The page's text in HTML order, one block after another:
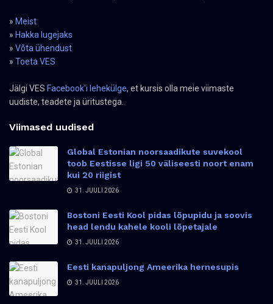
» Meist
» Hakka lugejaks
» Võta ühendust
» Toeta VES
Jälgi VES Facebook'i lehekülge, et kursis olla meie viimaste
uudiste, teadete ja üritustega.
Viimased uudised
Global Estonian noorsaadikute suvekool
toob Eestisse ligi 50 väliseesti noort enam
kui 20 riigist
31. JUULI 2026
Bostoni Eesti Kool pidas lõpupidu ja soovis
head lendu kahele kooli lõpetajale
31. JUULI 2026
Eesti kanapuljong Ameerika hernesupis
31. JUULI 2026